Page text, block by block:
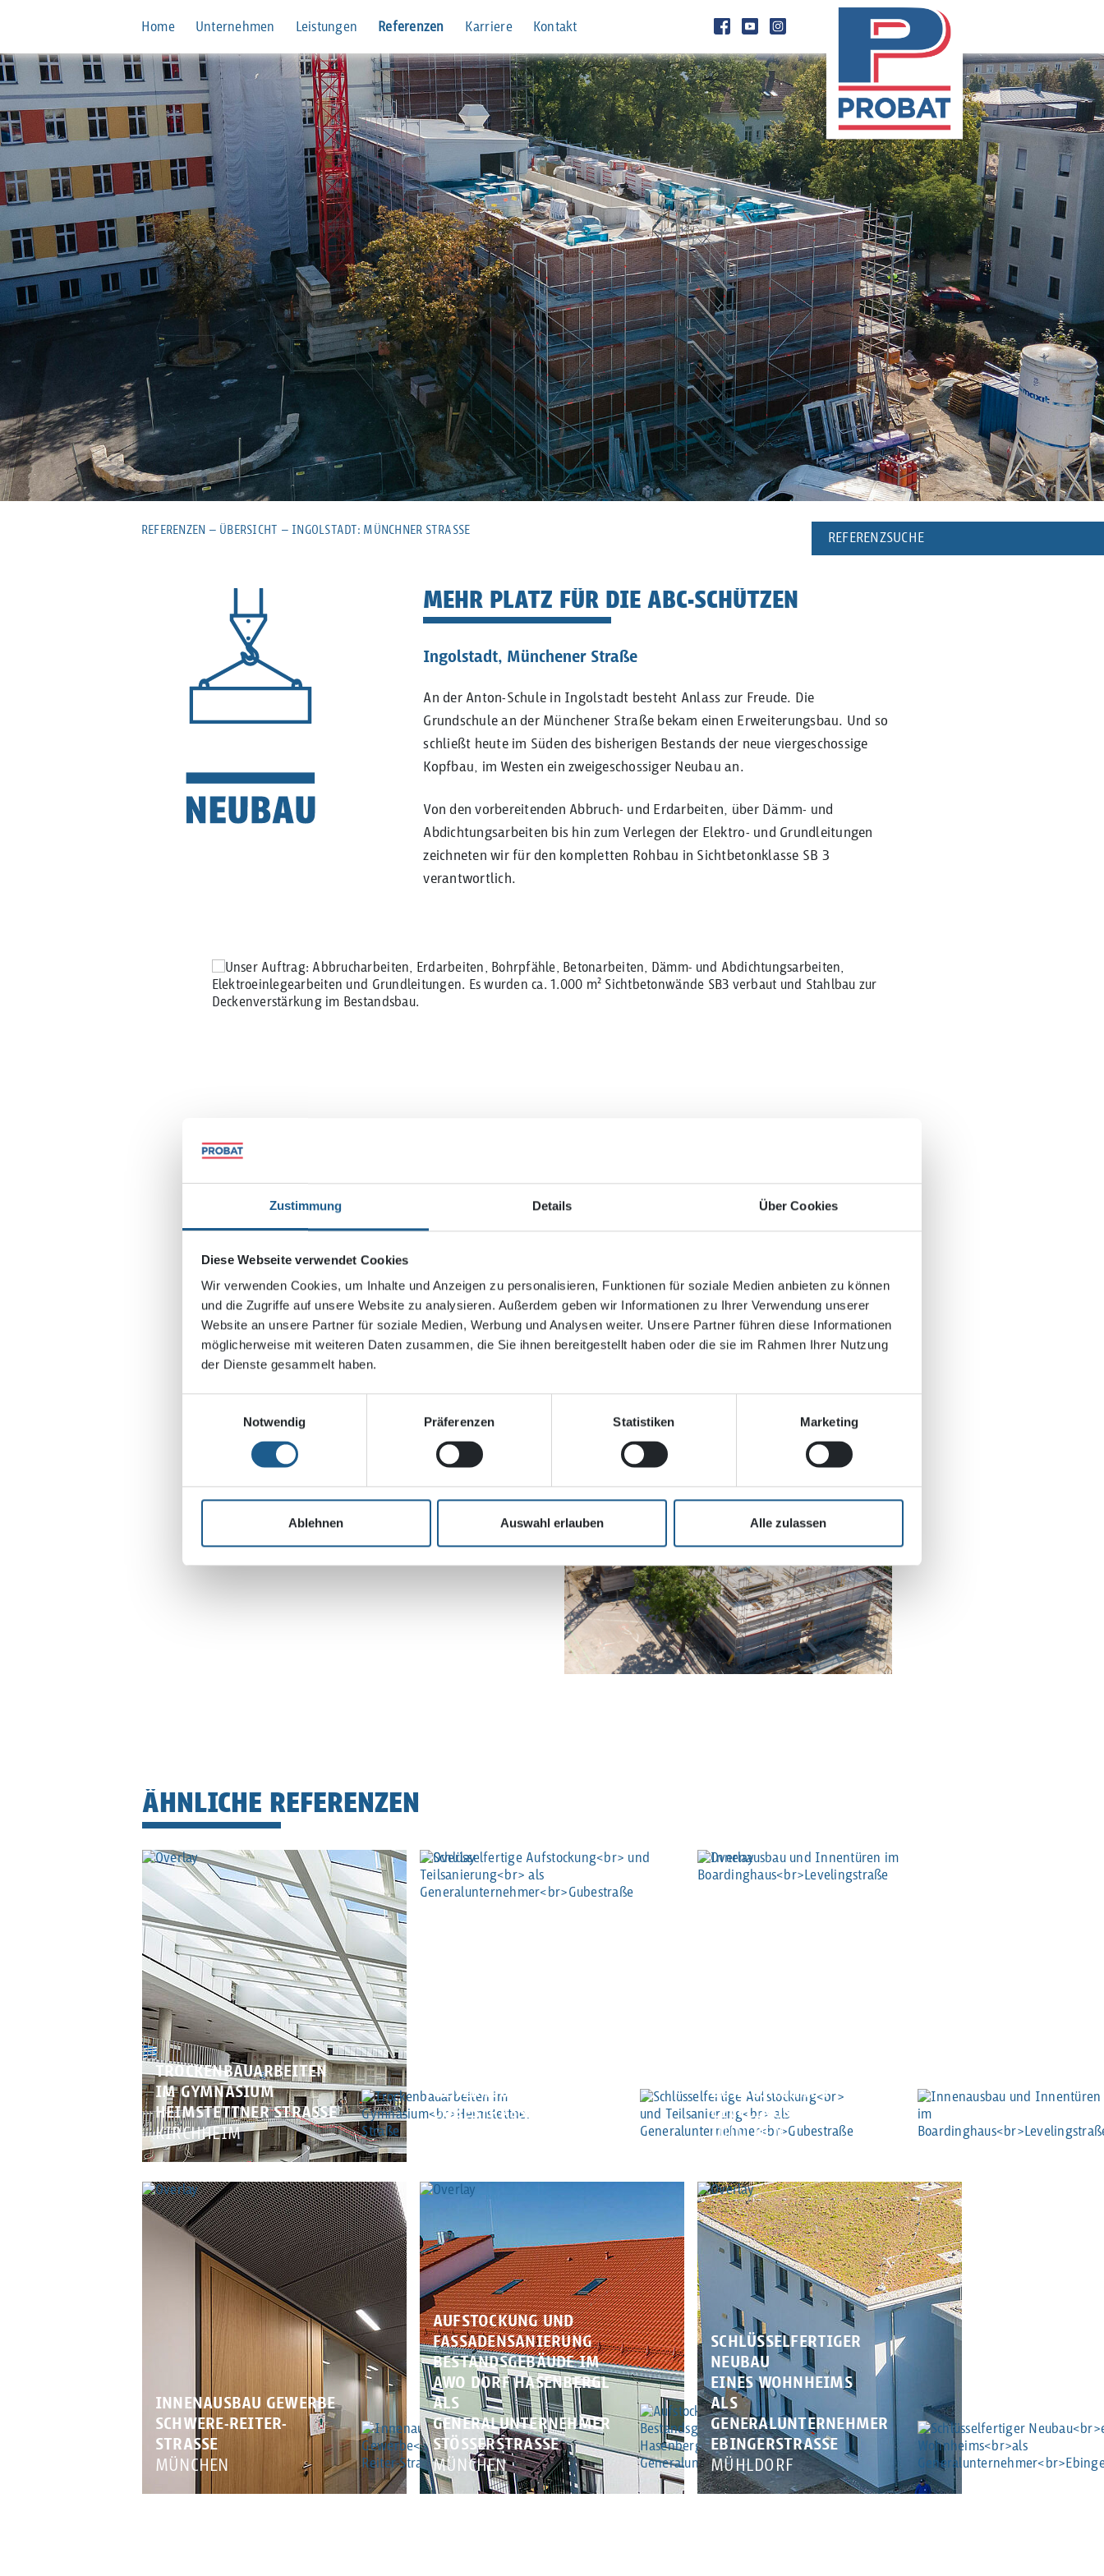
Zustimmung Details Über Cookies
Diese Webseite verwendet Cookies
Wir verwenden Cookies, um Inhalte und Anzeigen zu personalisieren, Funktionen für soziale Medien anbieten zu können
und die Zugriffe auf unsere Website zu analysieren. Außerdem geben wir Informationen zu Ihrer Verwendung unserer
Website an unsere Partner für soziale Medien, Werbung und Analysen weiter. Unsere Partner führen diese Informationen
möglicherweise mit weiteren Daten zusammen, die Sie ihnen bereitgestellt haben oder die sie im Rahmen Ihrer Nutzung
der Dienste gesammelt haben.
Notwendig
Präferenzen Statistiken Marketing
Ablehnen Auswahl erlauben Alle zulassen
Home Unternehmen Leistungen Referenzen Karriere Kontakt
REFERENZEN – ÜBERSICHT – INGOLSTADT: MÜNCHNER STRASSE
REFERENZSUCHE
MEHR PLATZ FÜR DIE ABC-SCHÜTZEN
Ingolstadt, Münchener Straße
An der Anton-Schule in Ingolstadt besteht Anlass zur Freude. Die
Grundschule an der Münchener Straße bekam einen Erweiterungsbau. Und so
schließt heute im Süden des bisherigen Bestands der neue viergeschossige
Kopfbau, im Westen ein zweigeschossiger Neubau an.
Von den vorbereitenden Abbruch- und Erdarbeiten, über Dämm- und
Abdichtungsarbeiten bis hin zum Verlegen der Elektro- und Grundleitungen
zeichneten wir für den kompletten Rohbau in Sichtbetonklasse SB 3
verantwortlich.
PLANUNG:
und Stadtplaner PartGmbB
ÄHNLICHE REFERENZEN
TROCKENBAUARBEITEN
IM GYMNASIUM
HEIMSTETTNER STRASSE
KIRCHHEIM
GENERALUNTERNEHMER
GUBESTRASSE
BOARDINGHAUS
LEVELINGSTRASSE
MÜNCHEN
INNENAUSBAU GEWERBE
SCHWERE-REITER-
STRASSE
MÜNCHEN
AUFSTOCKUNG UND
FASSADENSANIERUNG
BESTANDSGEBÄUDE IM
AWO DORF HASENBERGL
ALS
GENERALUNTERNEHMER
STÖSSERSTRASSE
MÜNCHEN
SCHLÜSSELFERTIGER
NEUBAU
EINES WOHNHEIMS
ALS
GENERALUNTERNEHMER
EBINGERSTRASSE
MÜHLDORF